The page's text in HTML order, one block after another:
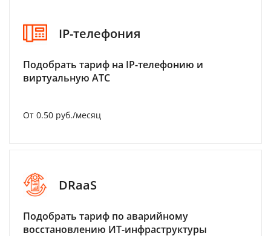
IP-телефония
Подобрать тариф на IP-телефонию и
виртуальную АТС
От 0.50 руб./месяц
DRaaS
Подобрать тариф по аварийному
восстановлению ИТ-инфраструктуры